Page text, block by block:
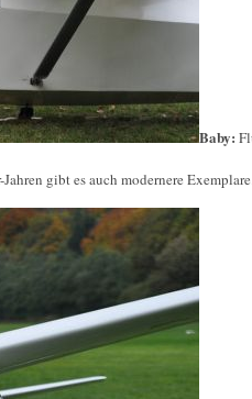
Baby:
gibt es auch modernere Exemplare.